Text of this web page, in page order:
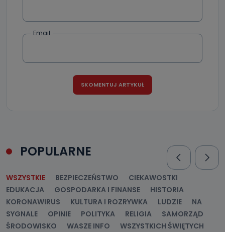
Email
POPULARNE
WSZYSTKIE BEZPIECZEŃSTWO
CIEKAWOSTKI
EDUKACJA
GOSPODARKA I FINANSE
HISTORIA
KORONAWIRUS
KULTURA I ROZRYWKA LUDZIE
NA
SYGNALE
OPINIE POLITYKA RELIGIA
SAMORZĄD
ŚRODOWISKO
WASZE INFO
WSZYSTKICH ŚWIĘTYCH